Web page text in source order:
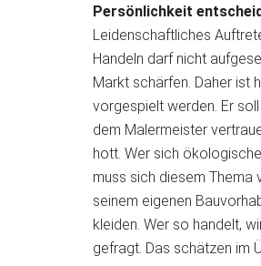
Persönlichkeit
Leidenschaftliches
Handeln darf nicht
Markt schärfen. Daher ist
vorgespielt werden. Er
dem Malermeister
hott. Wer sich
muss sich diesem Thema
seinem eigenen
kleiden. Wer so handelt,
gefragt. Das schätzen im